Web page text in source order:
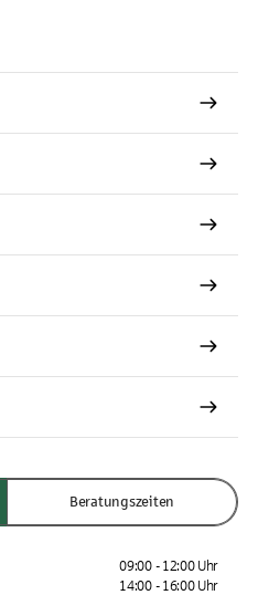
Beratungszeiten
09:00 - 12:00 Uhr
14:00 - 16:00 Uhr